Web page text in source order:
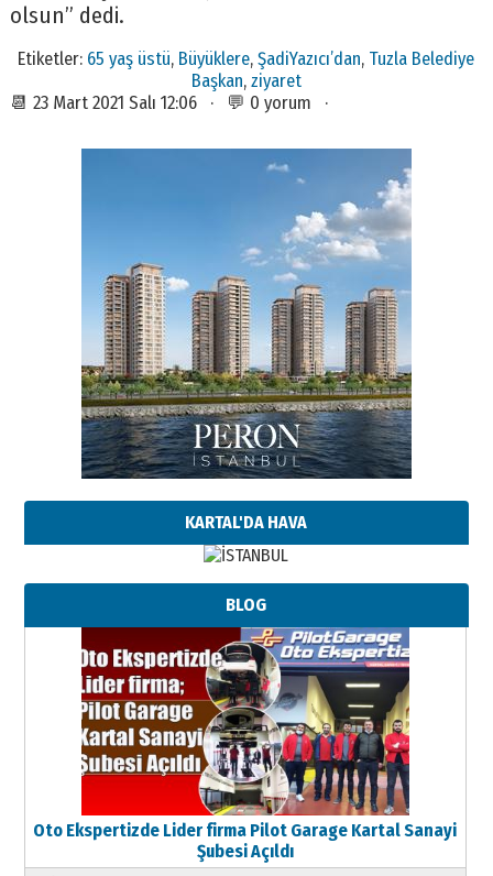
olsun” dedi.
Etiketler: 65 yaş üstü, Büyüklere,ŞadiYazıcı’dan, Tuzla Belediye
Başkan, ziyaret
📆 23 Mart 2021 Salı 12:06 · 💬 0 yorum ·
KARTAL'DA HAVA
BLOG
Oto Ekspertizde Lider firma Pilot Garage Kartal Sanayi
Şubesi Açıldı